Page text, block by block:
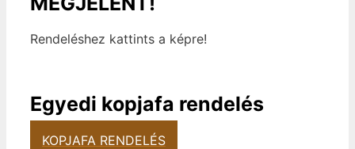
Rendeléshez kattints a képre!
Egyedi kopjafa rendelés
KOPJAFA RENDELÉS